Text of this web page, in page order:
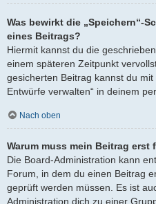
Was bewirkt die „Speichern“-
eines Beitrags?
Hiermit kannst du die
einem späteren Zeitpunkt
gesicherten Beitrag kannst du
Entwürfe verwalten“ in deinem
Nach oben
Warum muss mein Beitrag erst
Die Board-Administration kann
Forum, in dem du einen Beitrag
geprüft werden müssen. Es ist
Administration dich zu einer